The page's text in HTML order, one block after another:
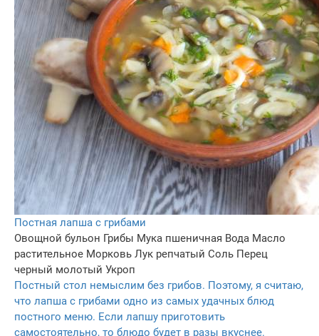
Постная лапша с грибами
Овощной бульон Грибы Мука пшеничная Вода Масло
растительное Морковь Лук репчатый Соль Перец
черный молотый Укроп
Постный стол немыслим без грибов. Поэтому, я считаю,
что лапша с грибами одно из самых удачных блюд
постного меню. Если лапшу приготовить
самостоятельно, то блюдо будет в разы вкуснее.